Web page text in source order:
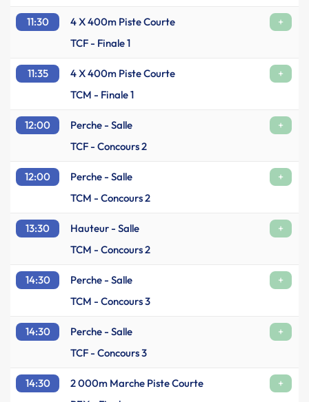
11:30 4 X 400m Piste Courte
+
TCF - Finale 1
11:35 4 X 400m Piste Courte
+
TCM - Finale 1
12:00 Perche - Salle
+
TCF - Concours 2
12:00 Perche - Salle
+
TCM - Concours 2
13:30 Hauteur - Salle
+
TCM - Concours 2
14:30 Perche - Salle
+
TCM - Concours 3
14:30 Perche - Salle
+
TCF - Concours 3
14:30 2 000m Marche Piste Courte
+